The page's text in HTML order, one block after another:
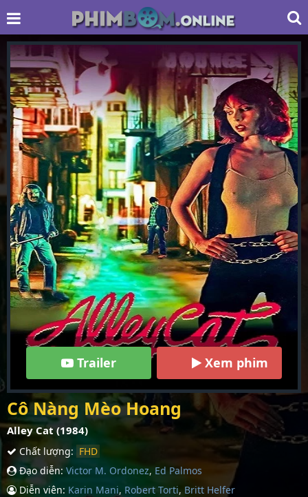
Trailer Xem phim
Cô Nàng Mèo Hoang
Alley Cat (1984)
Chất lượng: FHD
Đạo diễn: Victor M. Ordonez, Ed Palmos
Diễn viên: Karin Mani, Robert Torti, Britt Helfer